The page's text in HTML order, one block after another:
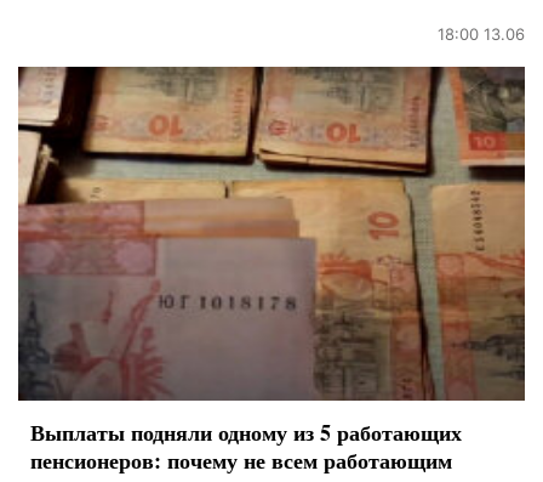
18:00 13.06
Выплаты подняли одному из 5 работающих
пенсионеров: почему не всем работающим